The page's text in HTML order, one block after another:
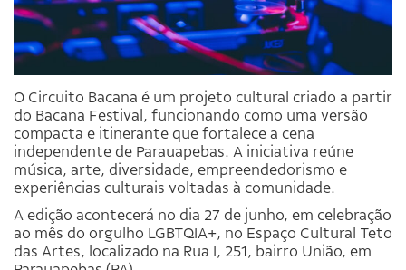
O Circuito Bacana é um projeto cultural criado a partir
do Bacana Festival, funcionando como uma versão
compacta e itinerante que fortalece a cena
independente de Parauapebas. A iniciativa reúne
música, arte, diversidade, empreendedorismo e
experiências culturais voltadas à comunidade.
A edição acontecerá no dia 27 de junho, em celebração
ao mês do orgulho LGBTQIA+, no Espaço Cultural Teto
das Artes, localizado na Rua I, 251, bairro União, em